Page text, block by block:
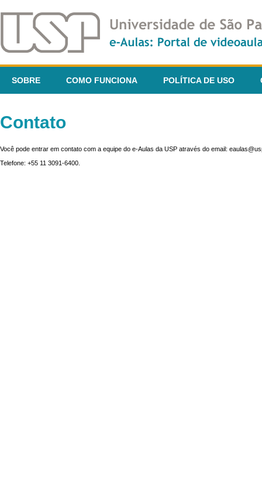
SOBRE COMO FUNCIONA POLÍTICA DE USO
Contato
Você pode entrar em contato com a equipe do e-Aulas da USP através do email:
Telefone: +55 11 3091-6400.